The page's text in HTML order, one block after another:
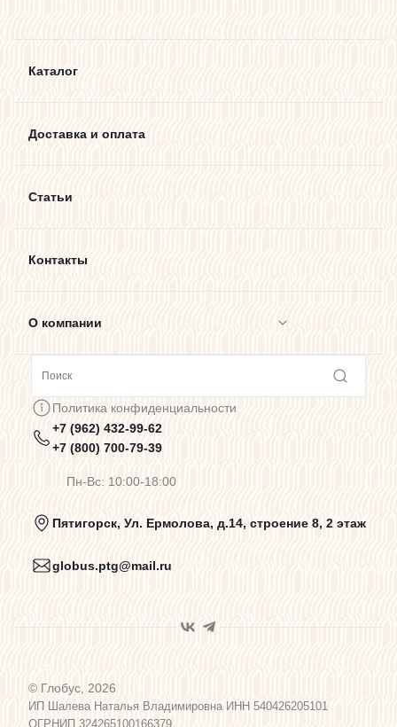
Каталог
Доставка и оплата
Статьи
Контакты
О компании
Предупреждения о цветопередаче
Политика конфиденциальности
Пользовательское соглашение
Программа лояльности
Политика конфиденциальности
+7 (962) 432-99-62
+7 (800) 700-79-39
Пн-Вс: 10:00-18:00
Пятигорск, Ул. Ермолова, д.14, строение 8, 2 этаж
globus.ptg@mail.ru
© Глобус, 2026
ИП Шалева Наталья Владимировна ИНН 540426205101
ОГРНИП 324265100166379